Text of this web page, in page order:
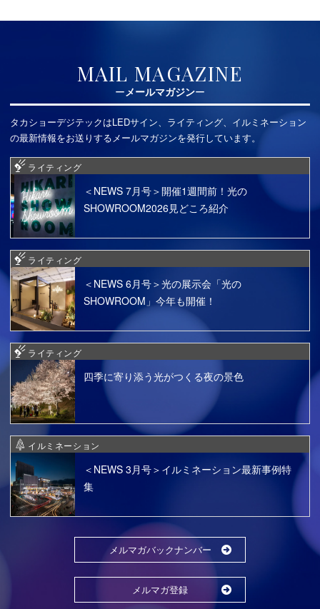
MAIL MAGAZINE
メールマガジン
タカショーデジテックはLEDサイン、ライティング、イルミネーション
の最新情報をお送りするメールマガジンを発行しています。
ライティング
＜NEWS 7月号＞開催1週間前！光の
SHOWROOM2026見どころ紹介
ライティング
＜NEWS 6月号＞光の展示会「光の
SHOWROOM」今年も開催！
ライティング
四季に寄り添う光がつくる夜の景色
イルミネーション
＜NEWS 3月号＞イルミネーション最新事例特
集
メルマガバックナンバー
メルマガ登録